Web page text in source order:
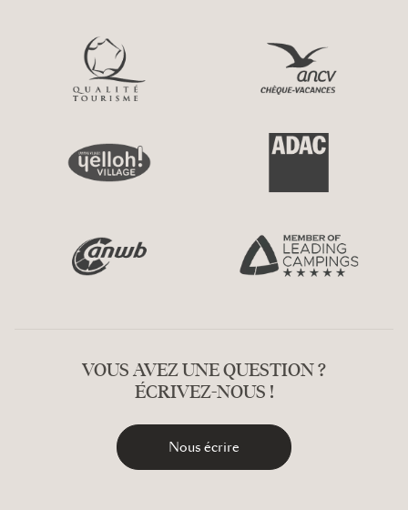
VOUS AVEZ UNE QUESTION ?
ÉCRIVEZ-NOUS !
Nous écrire